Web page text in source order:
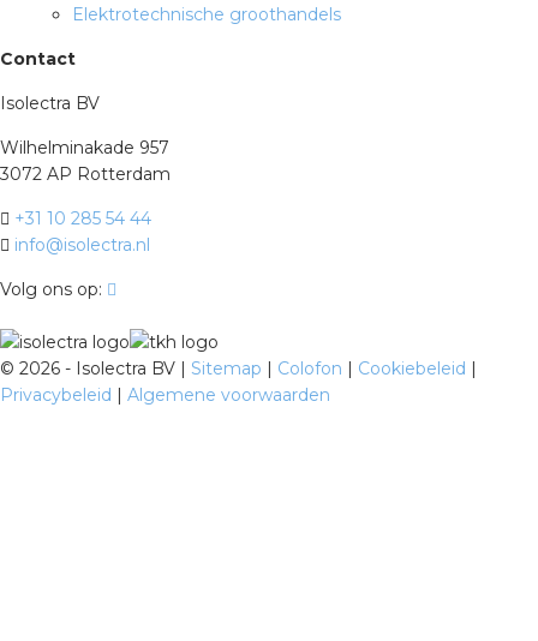
Elektrotechnische groothandels
Contact
Isolectra BV
Wilhelminakade 957
3072 AP Rotterdam
+31 10 285 54 44
info@isolectra.nl
Volg ons op:
© 2026 - Isolectra BV | Sitemap | Colofon | Cookiebeleid |
Privacybeleid | Algemene voorwaarden